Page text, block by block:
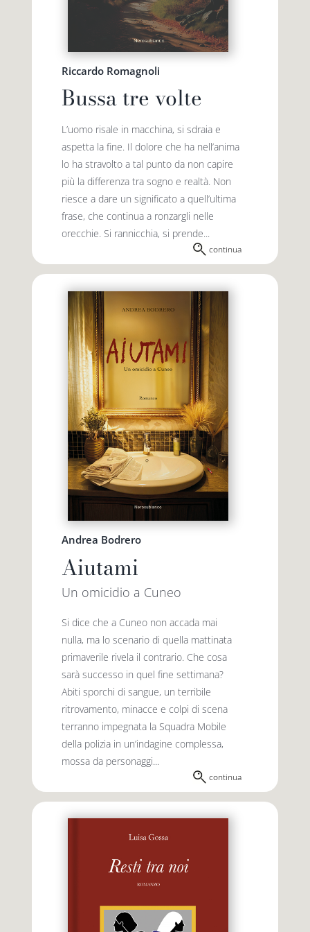
Riccardo Romagnoli
Bussa tre volte
L’uomo risale in macchina, si sdraia e
aspetta la fine. Il dolore che ha nell’anima
lo ha stravolto a tal punto da non capire
più la differenza tra sogno e realtà. Non
riesce a dare un significato a quell’ultima
frase, che continua a ronzargli nelle
orecchie. Si rannicchia, si prende...
continua
Andrea Bodrero
Aiutami
Un omicidio a Cuneo
Si dice che a Cuneo non accada mai
nulla, ma lo scenario di quella mattinata
primaverile rivela il contrario. Che cosa
sarà successo in quel fine settimana?
Abiti sporchi di sangue, un terribile
ritrovamento, minacce e colpi di scena
terranno impegnata la Squadra Mobile
della polizia in un’indagine complessa,
mossa da personaggi...
continua